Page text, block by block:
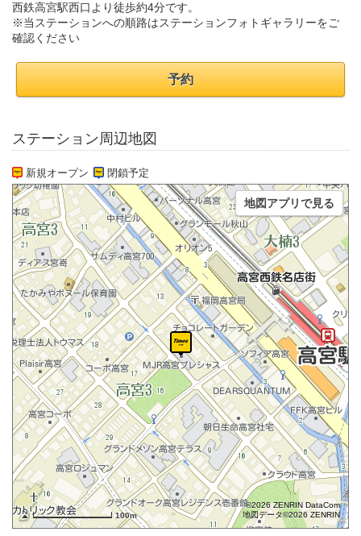
西鉄高宮駅西口より徒歩約4分です。
※当ステーションへの順路はステーションフォトギャラリーをご
確認ください
予約
ステーション周辺地図
新規オープン 閉鎖予定
100m
©2026 ZENRIN DataCom
地図データ©2026 ZENRIN
地図アプリで見る